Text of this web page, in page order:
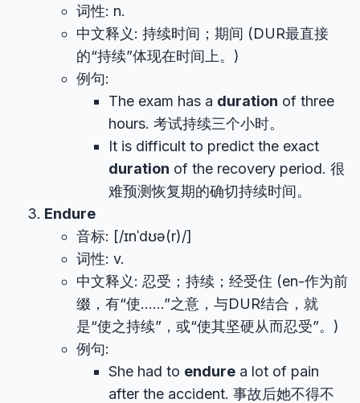
词性: n.
中文释义: 持续时间；期间 (DUR最直接
的“持续”体现在时间上。)
例句:
The exam has a duration of three
hours. 考试持续三个小时。
It is difficult to predict the exact
duration of the recovery period. 很
难预测恢复期的确切持续时间。
Endure
音标: [/ɪnˈdʊə(r)/]
词性: v.
中文释义: 忍受；持续；经受住 (en-作为前
缀，有“使……”之意，与DUR结合，就
是“使之持续”，或“使其坚硬从而忍受”。)
例句:
She had to endure a lot of pain
after the accident. 事故后她不得不